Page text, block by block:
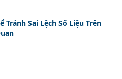
Tránh Sai Lệch Số Liệu Trên